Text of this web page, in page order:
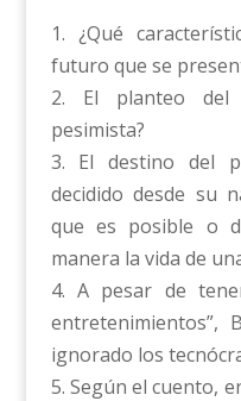
1. ¿Qué
futuro que se
2. El planteo del
pesimista?
3. El destino del
decidido desde su
que es posible o
manera la vida de
4. A pesar de
entretenimientos”,
ignorado los
5. Según el cuento,